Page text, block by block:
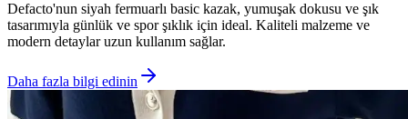
Defacto'nun siyah fermuarlı basic kazak, yumuşak dokusu ve şık
tasarımıyla günlük ve spor şıklık için ideal. Kaliteli malzeme ve
modern detaylar uzun kullanım sağlar.
Daha fazla bilgi edinin